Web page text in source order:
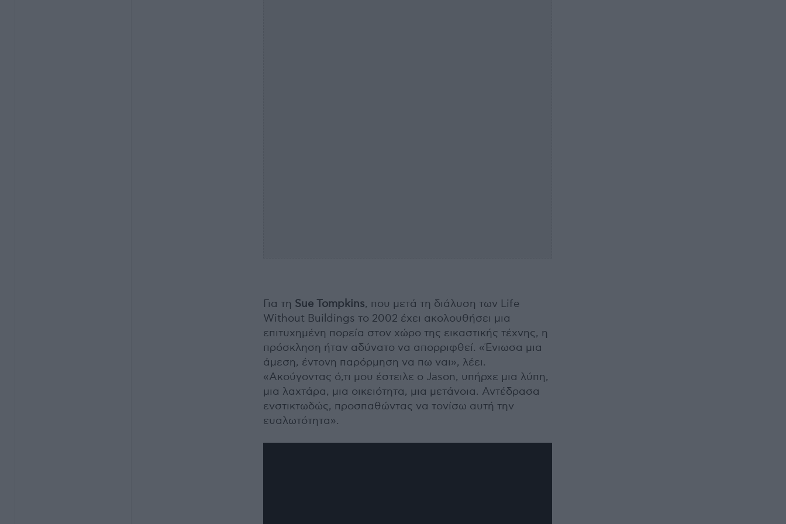
Για τη Sue Tompkins, που μετά τη διάλυση των Life
Without Buildings το 2002 έχει ακολουθήσει μια
επιτυχημένη πορεία στον χώρο της εικαστικής τέχνης, η
πρόσκληση ήταν αδύνατο να απορριφθεί. «Ένιωσα μια
άμεση, έντονη παρόρμηση να πω ναι», λέει.
«Ακούγοντας ό,τι μου έστειλε ο Jason, υπήρχε μια λύπη,
μια λαχτάρα, μια οικειότητα, μια μετάνοια. Αντέδρασα
ενστικτωδώς, προσπαθώντας να τονίσω αυτή την
ευαλωτότητα».